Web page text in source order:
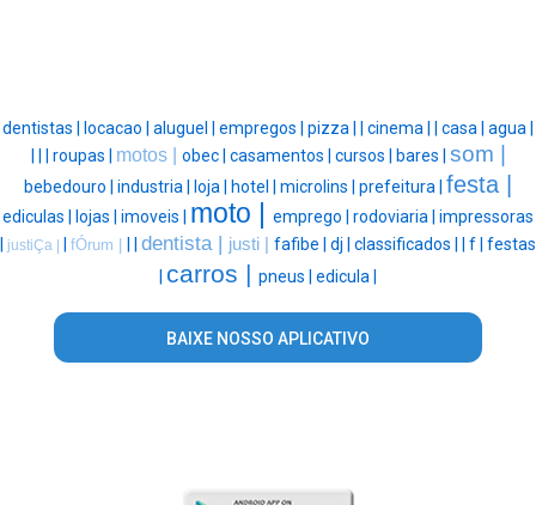
dentistas | locacao | aluguel | empregos | pizza | | cinema | | casa | agua |
| | | roupas | motos | obec | casamentos | cursos | bares | som |
bebedouro | industria | loja | hotel | microlins | prefeitura | festa |
ediculas | lojas | imoveis | moto | emprego | rodoviaria | impressoras
| justiÇa | | fÓrum | | | dentista | justi | fafibe | dj | classificados | | f | festas
| carros | pneus | edicula |
BAIXE NOSSO APLICATIVO